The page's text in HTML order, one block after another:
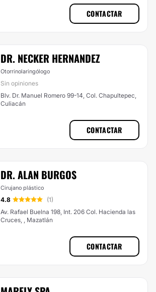
CONTACTAR
DR. NECKER HERNANDEZ
Otorrinolaringólogo
Sin opiniones
Blv. Dr. Manuel Romero 99-14, Col. Chapultepec,
Culiacán
CONTACTAR
DR. ALAN BURGOS
Cirujano plástico
4.8
(1)
Av. Rafael Buelna 198, Int. 206 Col. Hacienda las
Cruces, , Mazatlán
CONTACTAR